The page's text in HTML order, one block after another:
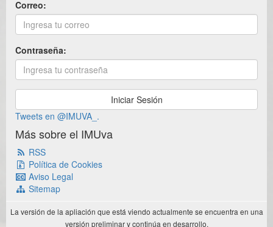
Correo:
Contraseña:
Tweets en @IMUVA_.
Más sobre el IMUva
RSS
Política de Cookies
Aviso Legal
Sitemap
La versión de la apliación que está viendo actualmente se encuentra en una
versión preliminar y continúa en desarrollo.